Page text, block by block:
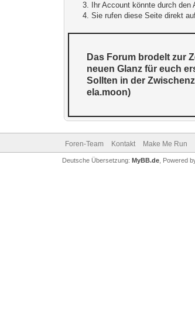
Ihr Account könnte durch
Sie rufen diese Seite direkt
Das Forum brodelt zur
neuen Glanz für euch
Sollten in der
ela.moon)
Foren-Team Kontakt Make Me Run
Deutsche Übersetzung: MyBB.de, Powered